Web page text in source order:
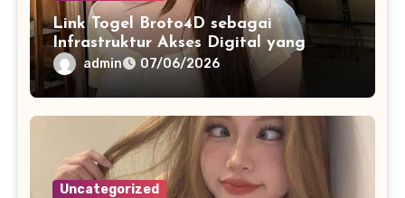
Link Togel Broto4D sebagai
Infrastruktur Akses Digital yang
Lebih Stabil dan Cepat
admin 07/06/2026
Uncategorized